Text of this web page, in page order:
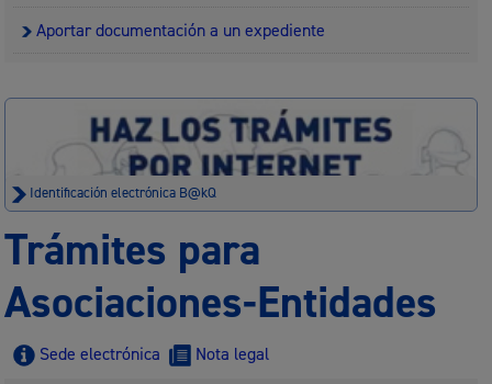
Aportar documentación a un expediente
Identificación electrónica B@kQ
Trámites para
Asociaciones-Entidades
Sede electrónica Nota legal